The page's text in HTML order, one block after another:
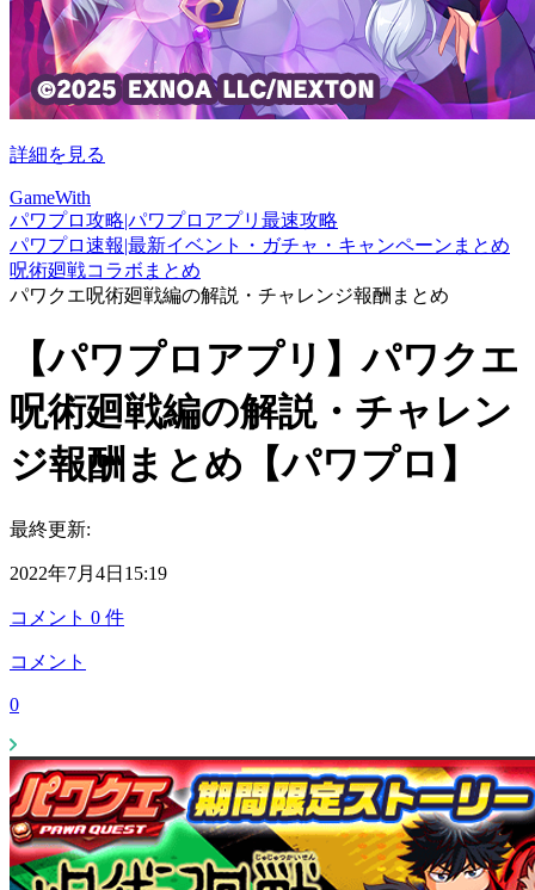
詳細を見る
GameWith
パワプロ攻略|パワプロアプリ最速攻略
パワプロ速報|最新イベント・ガチャ・キャンペーンまとめ
呪術廻戦コラボまとめ
パワクエ呪術廻戦編の解説・チャレンジ報酬まとめ
【パワプロアプリ】パワクエ
呪術廻戦編の解説・チャレン
ジ報酬まとめ【パワプロ】
最終更新:
2022年7月4日15:19
コメント 0 件
コメント
0